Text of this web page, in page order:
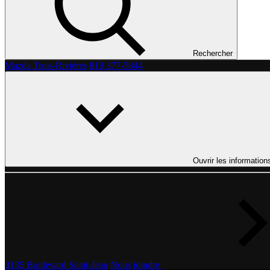
Rechercher
Mazda Trois-Rivières 819 377-5844
Ouvrir les
3135 Boulevard Saint-Jean Nous joindre